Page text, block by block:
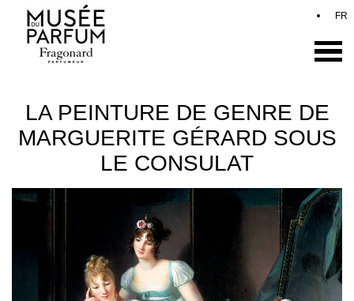
LA PEINTURE DE GENRE DE
MARGUERITE GÉRARD SOUS
LE CONSULAT